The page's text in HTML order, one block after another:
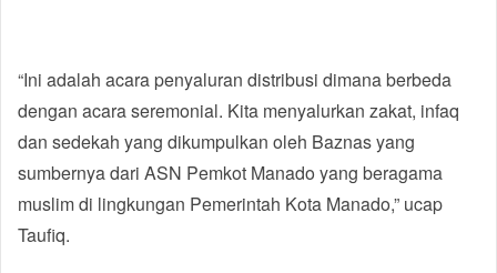
“Ini adalah acara penyaluran distribusi dimana berbeda
dengan acara seremonial. Kita menyalurkan zakat, infaq
dan sedekah yang dikumpulkan oleh Baznas yang
sumbernya dari ASN Pemkot Manado yang beragama
muslim di lingkungan Pemerintah Kota Manado,” ucap
Taufiq.